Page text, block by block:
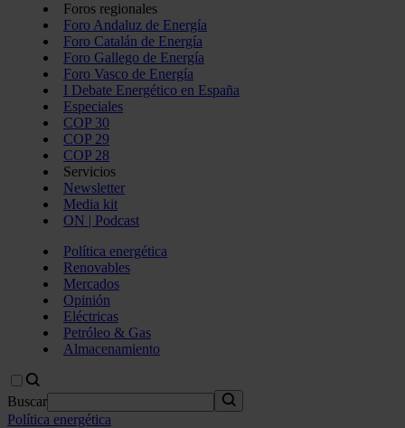
Foros regionales
Foro Andaluz de Energía
Foro Catalán de Energía
Foro Gallego de Energía
Foro Vasco de Energía
I Debate Energético en España
Especiales
COP 30
COP 29
COP 28
Servicios
Newsletter
Media kit
ON | Podcast
Política energética
Renovables
Mercados
Opinión
Eléctricas
Petróleo & Gas
Almacenamiento
Buscar
Política energética